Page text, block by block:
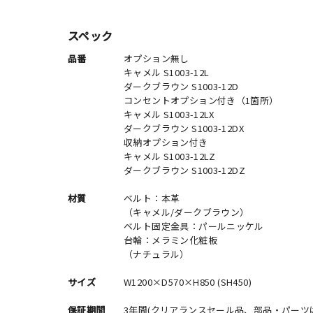
スペック
品番
オプション無し
キャメル S1003-12L
ダークブラウン S1003-12D
コンセントオプション付き（1箇所）
キャメル S1003-12LX
ダークブラウン S1003-12DX
収納オプション付き
キャメル S1003-12LZ
ダークブラウン S1003-12DZ
材質
ベルト：本革
（キャメル/ダークブラウン）
ベルト固定金具：パールニッケル
台輪：メラミン化粧板
（ナチュラル）
サイズ W1200×D570×H850 (SH450)
保証期間 3年間(クリアランスセール品、部品・パーツ